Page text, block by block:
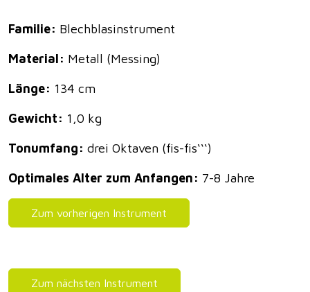
Familie: Blechblasinstrument
Material: Metall (Messing)
Länge: 134 cm
Gewicht: 1,0 kg
Tonumfang: drei Oktaven (fis-fis‘‘‘)
Optimales Alter zum Anfangen: 7-8 Jahre
Zum vorherigen Instrument
Zum nächsten Instrument